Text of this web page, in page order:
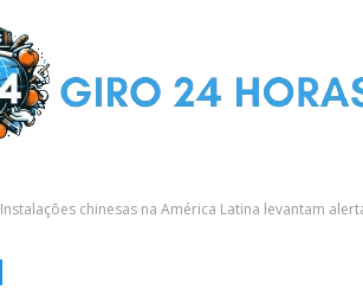
Instalações chinesas na América Latina levantam